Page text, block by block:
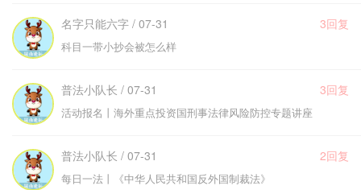
名字只能六字 / 07-31 3回复
科目一带小抄会被怎么样
普法小队长 / 07-31 3回复
活动报名丨海外重点投资国刑事法律风险防控专题讲座
普法小队长 / 07-31 2回复
每日一法丨《中华人民共和国反外国制裁法》